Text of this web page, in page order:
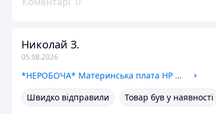
Николай З.
05.08.2026
*НЕРОБОЧА* Материнська плата HP Laptop 15-fd0112ns (da0pdimb8g0 / i5-1235U)
Швидко відправили
Товар був у наявності